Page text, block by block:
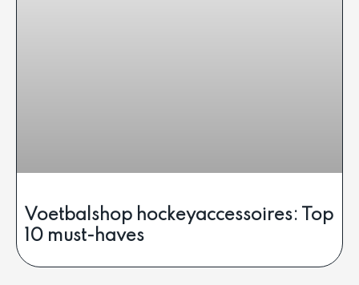
Voetbalshop hockeyaccessoires: Top
10 must-haves